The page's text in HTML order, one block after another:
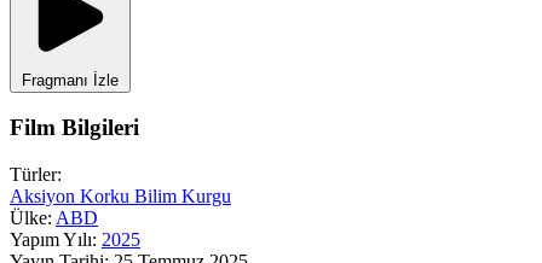
Fragmanı İzle
Film Bilgileri
Türler:
Aksiyon Korku Bilim Kurgu
Ülke: ABD
Yapım Yılı: 2025